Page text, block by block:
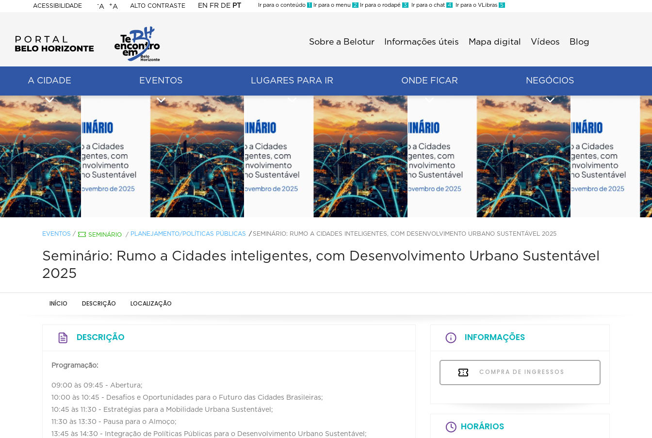
ACESSIBILIDADE
BELO
HORIZONTE
-A +A ALTO CONTRASTE EN FR DE PT
Ir para o conteúdo 1 Ir para o menu 2 Ir para o rodapé 3 Ir para o chat 4 Ir para o VLibras 5
Sobre a Belotur Informações úteis Mapa digital Vídeos Blog
A CIDADE EVENTOS LUGARES PARA IR ONDE FICAR NEGÓCIOS
EVENTOS / SEMINÁRIO / PLANEJAMENTO/POLÍTICAS PÚBLICAS SEMINÁRIO: RUMO A CIDADES INTELIGENTES, COM DESENVOLVIMENTO URBANO SUSTENTÁVEL 2025
Seminário: Rumo a Cidades inteligentes, com Desenvolvimento Urbano Sustentável
2025
INÍCIO DESCRIÇÃO LOCALIZAÇÃO
DESCRIÇÃO
Programação:
09:00 às 09:45 - Abertura;
10:00 às 10:45 - Desafios e Oportunidades para o Futuro das Cidades Brasileiras;
10:45 às 11:30 - Estratégias para a Mobilidade Urbana Sustentável;
11:30 às 13:30 - Pausa para o Almoço;
13:45 às 14:30 - Integração de Políticas Públicas para o Desenvolvimento Urbano Sustentável;
INFORMAÇÕES
COMPRA DE INGRESSOS
HORÁRIOS